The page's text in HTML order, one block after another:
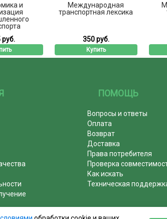
и
руб.
Международная
транспортная лексика
350 руб.
Купить
рассылок
ПОМОЩЬ
Вопросы и ответы
Оплата
Возврат
Доставка
Права потребителя
Проверка
Как искать
Техническая